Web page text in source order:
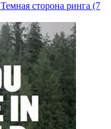
Темная сторона ринга (7